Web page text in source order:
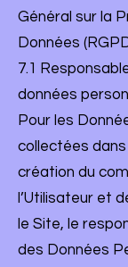
Général sur la
Données
7.1
données
Pour les
collectées
création du
l’Utilisateur et
le Site, le
des Données